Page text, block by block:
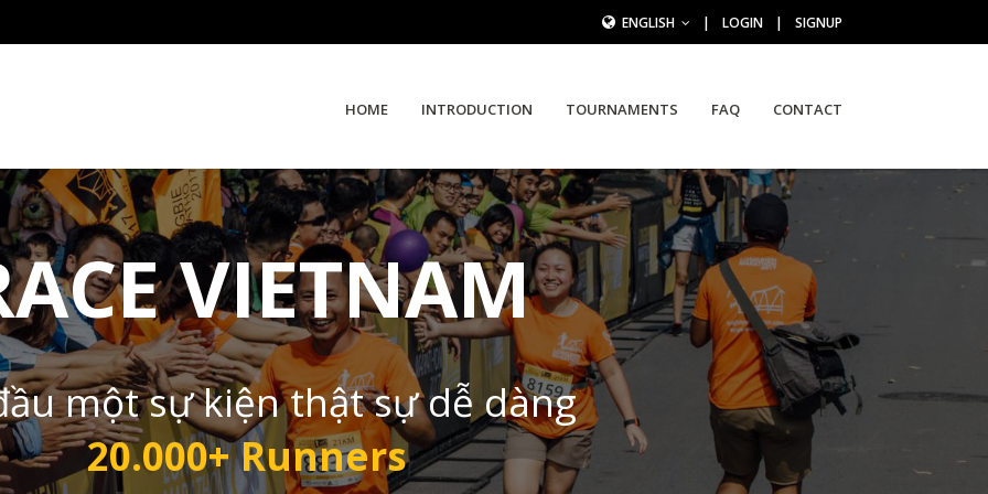
ENGLISH | LOGIN | SIGNUP
HOME INTRODUCTION TOURNAMENTS FAQ CONTACT
VIETNAM
một sự kiện thật sự dễ dàng
20.000+ Runners